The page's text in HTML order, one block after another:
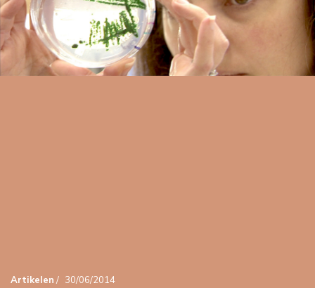
Artikelen / 30/06/2014